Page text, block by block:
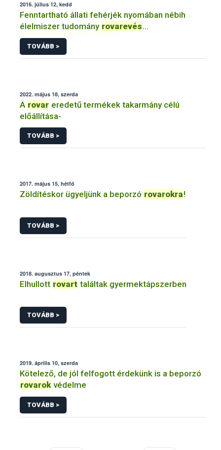
2016. július 12, kedd
Fenntartható állati fehérjék nyomában nébih
élelmiszer tudomány rovarevés
rovarfogyasztás
TOVÁBB >
2022. május 18, szerda
A rovar eredetű termékek takarmány célú
előállítása-
TOVÁBB >
2017. május 15, hétfő
Zöldítéskor ügyeljünk a beporzó rovarokra!
TOVÁBB >
2018. augusztus 17, péntek
Elhullott rovart találtak gyermektápszerben
TOVÁBB >
2019. április 10, szerda
Kötelező, de jól felfogott érdekünk is a beporzó
rovarok védelme
TOVÁBB >